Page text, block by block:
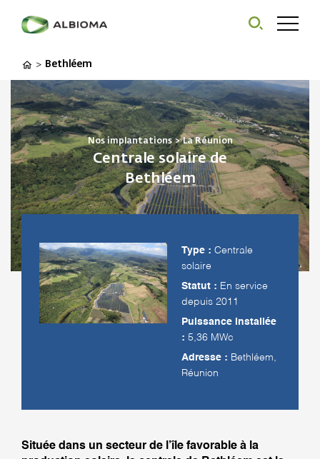
> Bethléem
Nos implantations > La Réunion
Centrale solaire de
Bethléem
Type : Centrale
solaire
Statut : En service
depuis 2011
Puissance installée
: 5,36 MWc
Adresse : Bethléem,
Réunion
Située dans un secteur de l’île favorable à la